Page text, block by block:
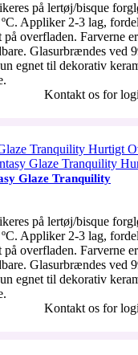
på lertøj/bisque
ºC. Appliker 2-3 lag,
overfladen. Farverne
Glasurbrændes ved
egnet til dekorativ
Kontakt os for
Hurtigt
Glaze Tranquility
på lertøj/bisque
ºC. Appliker 2-3 lag,
overfladen. Farverne
Glasurbrændes ved
egnet til dekorativ
Kontakt os for